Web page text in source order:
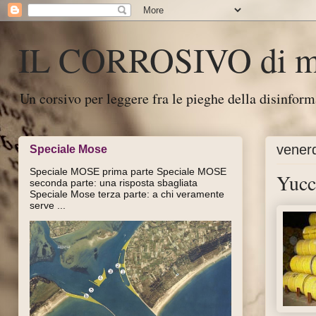
IL CORROSIVO di
Un corsivo per leggere fra le pieghe della
Speciale Mose
Speciale MOSE prima parte Speciale MOSE
seconda parte: una risposta sbagliata
Speciale Mose terza parte: a chi veramente
serve ...